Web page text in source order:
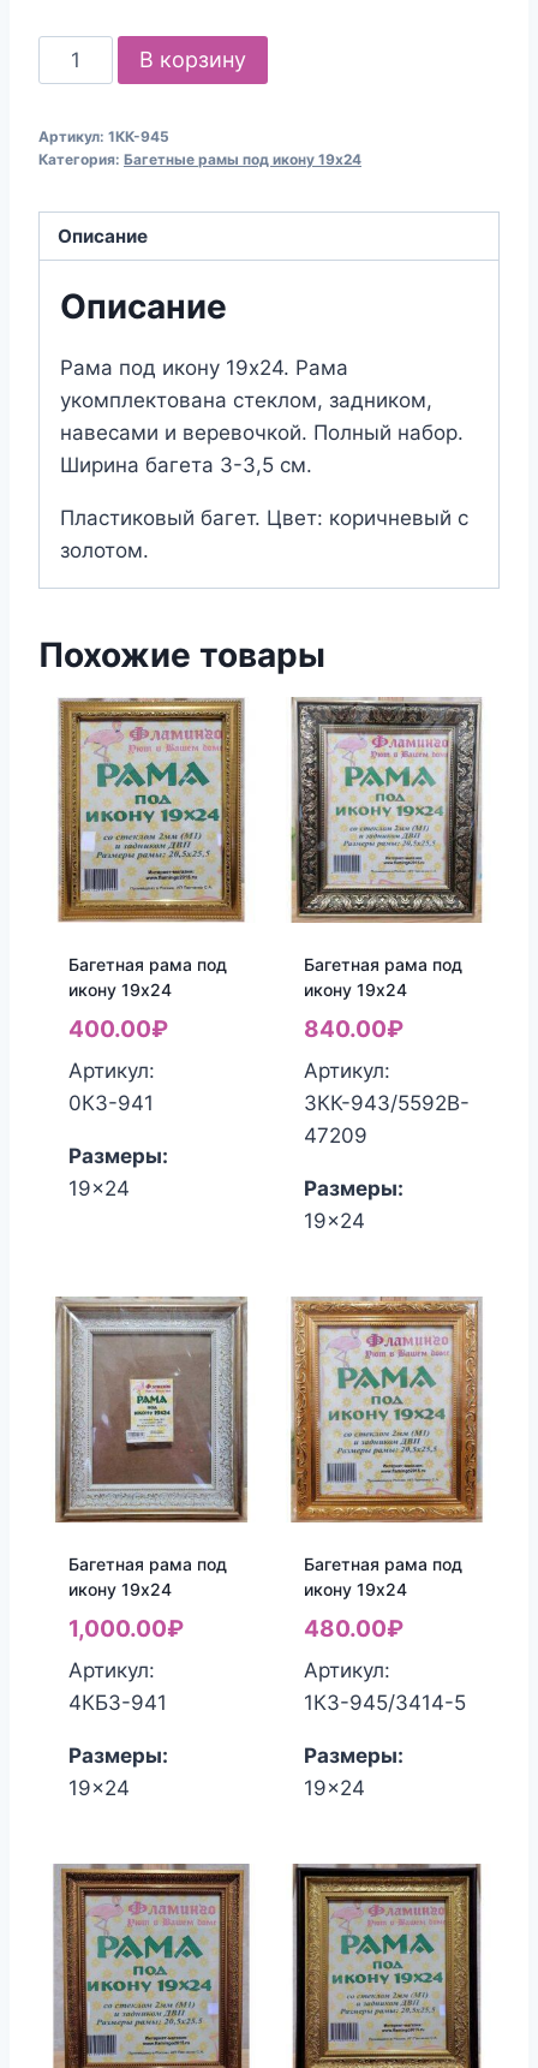
Количество
товара
рама
икону
19х24
В корзину
Артикул: 1КК-945
Категория: Багетные рамы под икону 19х24
Описание
Описание
Рама под икону 19х24. Рама
укомплектована стеклом, задником,
навесами и веревочкой. Полный набор.
Ширина багета 3-3,5 см.
Пластиковый багет. Цвет: коричневый с
золотом.
Похожие товары
Багетная рама под
икону 19х24
400.00₽
Артикул:
0КЗ-941
Размеры:
19x24
Багетная рама под
икону 19х24
840.00₽
Артикул:
3КК-943/5592B-
47209
Размеры:
19x24
Багетная рама под
икону 19х24
1,000.00₽
Артикул:
4КБЗ-941
Размеры:
19x24
Багетная рама под
икону 19х24
480.00₽
Артикул:
1КЗ-945/3414-5
Размеры:
19x24